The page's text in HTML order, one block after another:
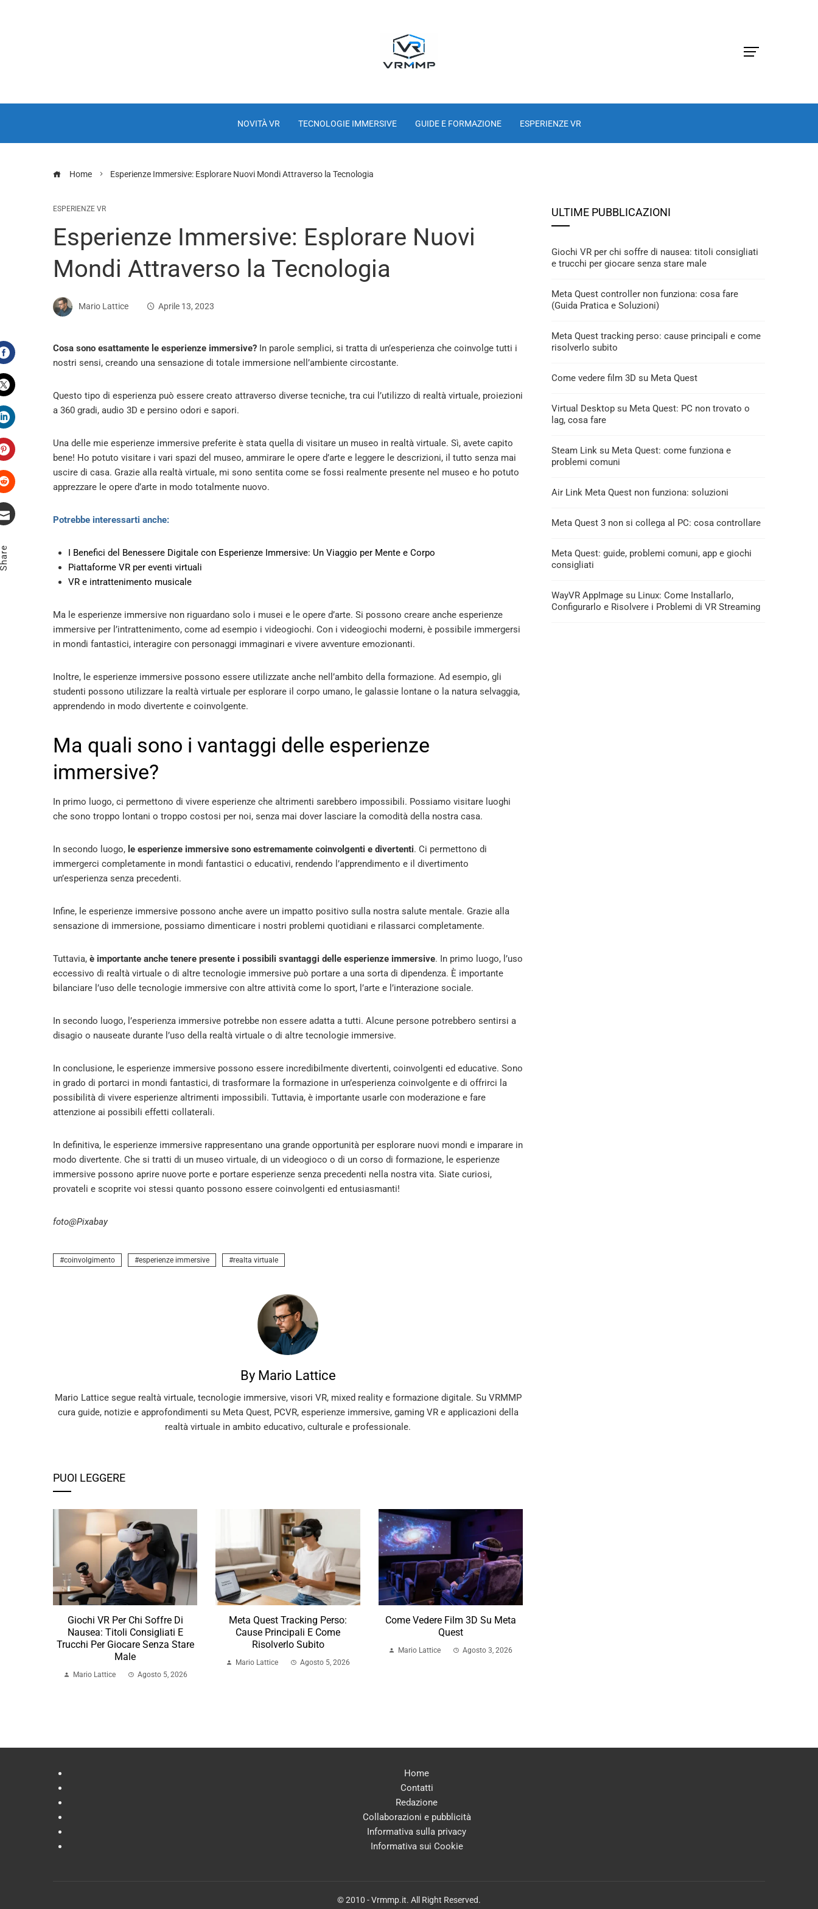
NOVITÀ VR TECNOLOGIE IMMERSIVE GUIDE E FORMAZIONE ESPERIENZE VR
Home Esperienze Immersive: Esplorare Nuovi Mondi Attraverso la Tecnologia
ESPERIENZE VR
Esperienze Immersive: Esplorare Nuovi
Mondi Attraverso la Tecnologia
Mario Lattice Aprile 13, 2023
Facebook
Twitter
LinkedIn
Pinterest
Stumbleupon
Cosa sono esattamente le esperienze immersive? In parole semplici, si tratta di un’esperienza che coinvolge tutti i
nostri sensi, creando una sensazione di totale immersione nell’ambiente circostante.
Questo tipo di esperienza può essere creato attraverso diverse tecniche, tra cui l’utilizzo di realtà virtuale, proiezioni
a 360 gradi, audio 3D e persino odori e sapori.
Una delle mie esperienze immersive preferite è stata quella di visitare un museo in realtà virtuale. Sì, avete capito
bene! Ho potuto visitare i vari spazi del museo, ammirare le opere d’arte e leggere le descrizioni, il tutto senza mai
uscire di casa. Grazie alla realtà virtuale, mi sono sentita come se fossi realmente presente nel museo e ho potuto
apprezzare le opere d’arte in modo totalmente nuovo.
Potrebbe interessarti anche:
I Benefici del Benessere Digitale con Esperienze Immersive: Un Viaggio per Mente e Corpo
Piattaforme VR per eventi virtuali
VR e intrattenimento musicale
Ma le esperienze immersive non riguardano solo i musei e le opere d’arte. Si possono creare anche esperienze
immersive per l’intrattenimento, come ad esempio i videogiochi. Con i videogiochi moderni, è possibile immergersi
in mondi fantastici, interagire con personaggi immaginari e vivere avventure emozionanti.
Inoltre, le esperienze immersive possono essere utilizzate anche nell’ambito della formazione. Ad esempio, gli
studenti possono utilizzare la realtà virtuale per esplorare il corpo umano, le galassie lontane o la natura selvaggia,
apprendendo in modo divertente e coinvolgente.
Ma quali sono i vantaggi delle esperienze
immersive?
In primo luogo, ci permettono di vivere esperienze che altrimenti sarebbero impossibili. Possiamo visitare luoghi
che sono troppo lontani o troppo costosi per noi, senza mai dover lasciare la comodità della nostra casa.
In secondo luogo, le esperienze immersive sono estremamente coinvolgenti e divertenti. Ci permettono di
immergerci completamente in mondi fantastici o educativi, rendendo l’apprendimento e il divertimento
un’esperienza senza precedenti.
Infine, le esperienze immersive possono anche avere un impatto positivo sulla nostra salute mentale. Grazie alla
sensazione di immersione, possiamo dimenticare i nostri problemi quotidiani e rilassarci completamente.
Tuttavia, è importante anche tenere presente i possibili svantaggi delle esperienze immersive. In primo luogo, l’uso
eccessivo di realtà virtuale o di altre tecnologie immersive può portare a una sorta di dipendenza. È importante
bilanciare l’uso delle tecnologie immersive con altre attività come lo sport, l’arte e l’interazione sociale.
In secondo luogo, l’esperienza immersive potrebbe non essere adatta a tutti. Alcune persone potrebbero sentirsi a
disagio o nauseate durante l’uso della realtà virtuale o di altre tecnologie immersive.
In conclusione, le esperienze immersive possono essere incredibilmente divertenti, coinvolgenti ed educative. Sono
in grado di portarci in mondi fantastici, di trasformare la formazione in un’esperienza coinvolgente e di offrirci la
possibilità di vivere esperienze altrimenti impossibili. Tuttavia, è importante usarle con moderazione e fare
attenzione ai possibili effetti collaterali.
In definitiva, le esperienze immersive rappresentano una grande opportunità per esplorare nuovi mondi e imparare in
modo divertente. Che si tratti di un museo virtuale, di un videogioco o di un corso di formazione, le esperienze
immersive possono aprire nuove porte e portare esperienze senza precedenti nella nostra vita. Siate curiosi,
provateli e scoprite voi stessi quanto possono essere coinvolgenti ed entusiasmanti!
foto@Pixabay
coinvolgimento esperienze immersive realta virtuale
By Mario Lattice
Mario Lattice segue realtà virtuale, tecnologie immersive, visori VR, mixed reality e formazione digitale. Su VRMMP
cura guide, notizie e approfondimenti su Meta Quest, PCVR, esperienze immersive, gaming VR e applicazioni della
realtà virtuale in ambito educativo, culturale e professionale.
PUOI LEGGERE
Giochi VR Per Chi Soffre Di
Nausea: Titoli Consigliati E
Trucchi Per Giocare Senza Stare
Male
Mario Lattice Agosto 5, 2026
Meta Quest Tracking Perso:
Cause Principali E Come
Risolverlo Subito
Mario Lattice Agosto 5, 2026
Come Vedere Film 3D Su Meta
Quest
Mario Lattice Agosto 3, 2026
ULTIME PUBBLICAZIONI
Giochi VR per chi soffre di nausea: titoli consigliati
e trucchi per giocare senza stare male
Meta Quest controller non funziona: cosa fare
(Guida Pratica e Soluzioni)
Meta Quest tracking perso: cause principali e come
risolverlo subito
Come vedere film 3D su Meta Quest
Virtual Desktop su Meta Quest: PC non trovato o
lag, cosa fare
Steam Link su Meta Quest: come funziona e
problemi comuni
Air Link Meta Quest non funziona: soluzioni
Meta Quest 3 non si collega al PC: cosa controllare
Meta Quest: guide, problemi comuni, app e giochi
consigliati
WayVR AppImage su Linux: Come Installarlo,
Configurarlo e Risolvere i Problemi di VR Streaming
Home
Contatti
Redazione
Collaborazioni e pubblicità
Informativa sulla privacy
Informativa sui Cookie
© 2010 - Vrmmp.it. All Right Reserved.